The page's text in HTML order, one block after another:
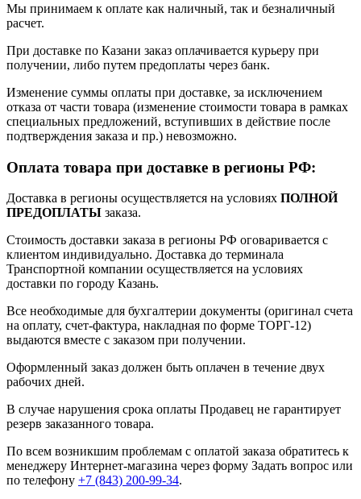
Мы принимаем к оплате как наличный, так и безналичный
расчет.
При доставке по Казани заказ оплачивается курьеру при
получении, либо путем предоплаты через банк.
Изменение суммы оплаты при доставке, за исключением
отказа от части товара (изменение стоимости товара в рамках
специальных предложений, вступивших в действие после
подтверждения заказа и пр.) невозможно.
Оплата товара при доставке в регионы РФ:
Доставка в регионы осуществляется на условиях ПОЛНОЙ
ПРЕДОПЛАТЫ заказа.
Стоимость доставки заказа в регионы РФ оговаривается с
клиентом индивидуально. Доставка до терминала
Транспортной компании осуществляется на условиях
доставки по городу Казань.
Все необходимые для бухгалтерии документы (оригинал счета
на оплату, счет-фактура, накладная по форме ТОРГ-12)
выдаются вместе с заказом при получении.
Оформленный заказ должен быть оплачен в течение двух
рабочих дней.
В случае нарушения срока оплаты Продавец не гарантирует
резерв заказанного товара.
По всем возникшим проблемам с оплатой заказа обратитесь к
менеджеру Интернет-магазина через форму Задать вопрос или
по телефону +7 (843) 200-99-34.